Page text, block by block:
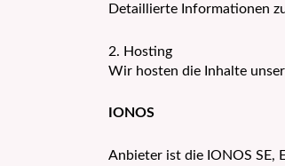
Detaillierte Informationen
2. Hosting
Wir hosten die Inhalte
IONOS
Anbieter ist die IONOS SE,